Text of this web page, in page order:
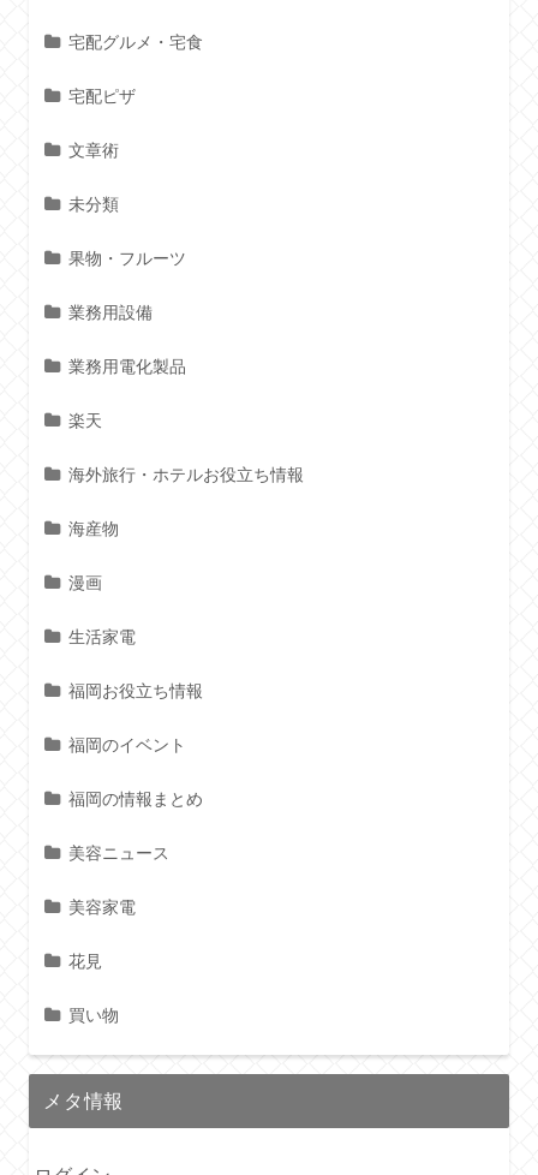
宅配グルメ・宅食
宅配ピザ
文章術
未分類
果物・フルーツ
業務用設備
業務用電化製品
楽天
海外旅行・ホテルお役立ち情報
海産物
漫画
生活家電
福岡お役立ち情報
福岡のイベント
福岡の情報まとめ
美容ニュース
美容家電
花見
買い物
メタ情報